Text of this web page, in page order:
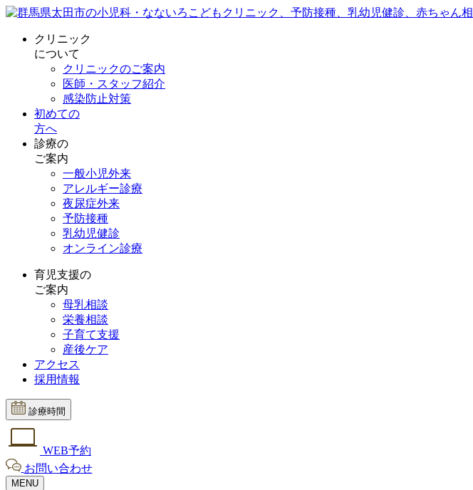
クリニック
について
クリニックのご案内
医師・スタッフ紹介
感染防止対策
初めての
方へ
診療の
ご案内
一般小児外来
アレルギー診療
夜尿症外来
予防接種
乳幼児健診
オンライン診療
育児支援の
ご案内
母乳相談
栄養相談
子育て支援
産後ケア
アクセス
採用情報
診療時間
WEB予約
お問い合わせ
MENU